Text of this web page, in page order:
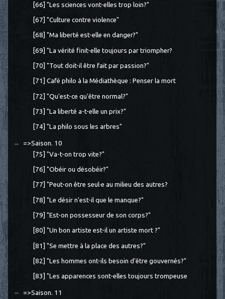
[66] "Les sciences vont-elles trop loin?"
[67] "Culture contre violence"
[68] "Ma liberté est-elle en danger?"
[69] "La vérité finit-elle toujours par triompher?
[70] "Tout doit-il être fait par passion?"
[71] Café philo à la Médiathèque : Penser la mort
[72] "Qu'est-ce qu'être normal?"
[73] "La liberté a-t-elle un prix?"
[74] "La philo sous les arbres"
=>Saison. 10
[75] "Va-t-on trop vite?"
[76] "Obéir ou désobéir?"
[77] "Peut-on être seul·e au milieu des autres?
[78] "Le désir n'est-il que le manque?"
[79] "Est-on possesseur de son corps?"
[80] "Un bon artiste est-il un artiste mort ?"
[81] "Se mettre à la place des autres?"
[82] "Les hommes ont-ils besoin d'être gouvernés?"
[83] "Les apparences sont-elles toujours trompeuse
=>Saison. 11